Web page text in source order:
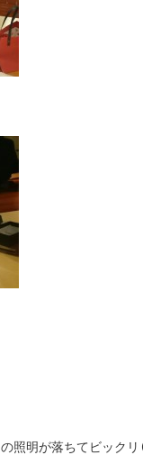
の照明が落ちてビック